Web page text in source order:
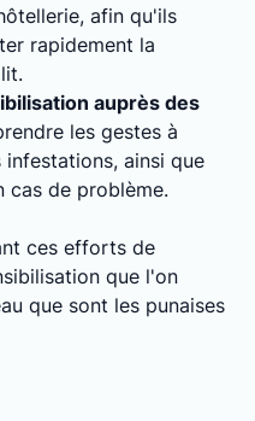
afin qu'ils
rapidement la
auprès des
les gestes à
ainsi que
cas de problème.
ces efforts de
que l'on
que sont les punaises